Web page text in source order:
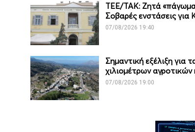
ΤΕΕ/ΤΑΚ: Ζητά
Σοβαρές ενστάσεις
07/08/2026 19:40
Σημαντική εξέλιξη για
χιλιομέτρων
07/08/2026 19:00